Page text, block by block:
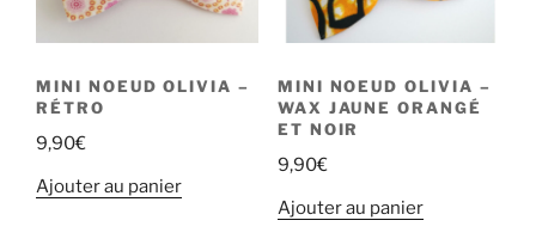
MINI NOEUD OLIVIA –
RÉTRO
9,90€
Ajouter au panier
MINI NOEUD OLIVIA –
WAX JAUNE ORANGÉ
ET NOIR
9,90€
Ajouter au panier